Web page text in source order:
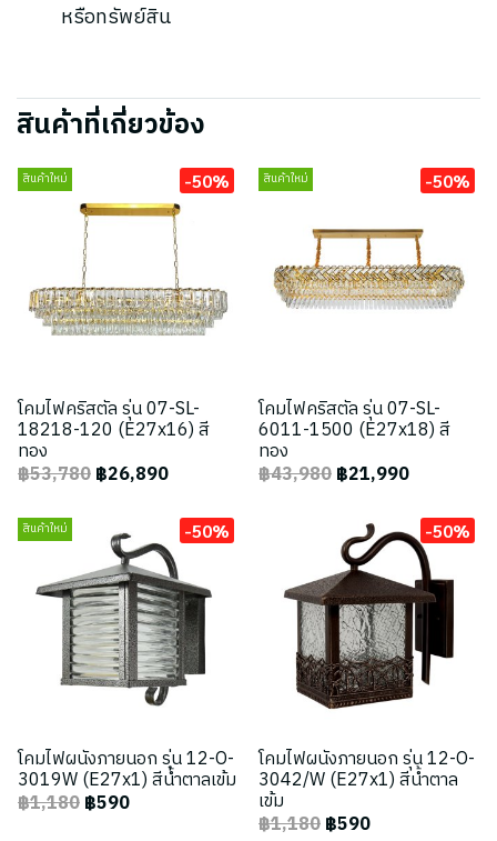
หรือทรัพย์สิน
สินค้าที่เกี่ยวข้อง
สินค้าใหม่ -50%
โคมไฟคริสตัล รุ่น 07-SL-
18218-120 (E27x16) สี
ทอง
฿53,780฿26,890
สินค้าใหม่ -50%
โคมไฟคริสตัล รุ่น 07-SL-
6011-1500 (E27x18) สี
ทอง
฿43,980฿21,990
สินค้าใหม่ -50%
โคมไฟผนังภายนอก รุ่น 12-O-
3019W (E27x1) สีน้ำตาลเข้ม
฿1,180฿590
-50%
โคมไฟผนังภายนอก รุ่น 12-O-
3042/W (E27x1) สีน้ำตาล
เข้ม
฿1,180฿590